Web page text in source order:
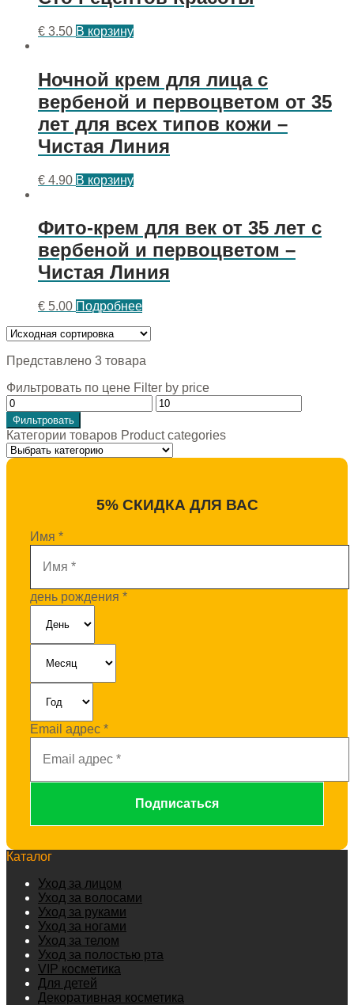
€ 3.50 В корзину
Ночной крем для лица с
вербеной и первоцветом от 35
лет для всех типов кожи –
Чистая Линия
€ 4.90 В корзину
Фито-крем для век от 35 лет с
вербеной и первоцветом –
Чистая Линия
€ 5.00 Подробнее
Представлено 3 товара
Фильтровать по цене Filter by price
Фильтровать
Категории товаров Product categories
5% СКИДКА ДЛЯ ВАС
Имя *
день рождения *
Email адрес *
Каталог
Уход за лицом
Уход за волосами
Уход за руками
Уход за ногами
Уход за телом
Уход за полостью рта
VIP косметика
Для детей
Декоративная косметика